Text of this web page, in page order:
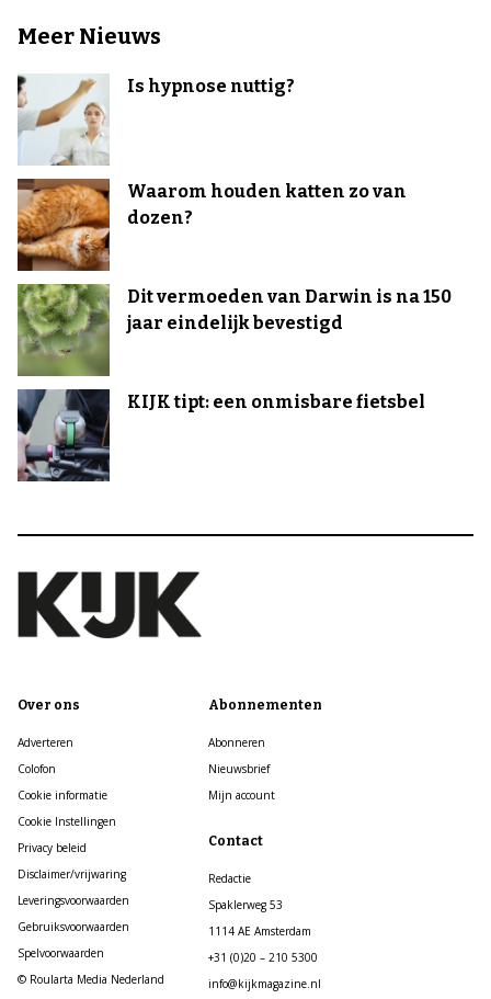
Meer Nieuws
Is hypnose nuttig?
Waarom houden katten zo van
dozen?
Dit vermoeden van Darwin is na 150
jaar eindelijk bevestigd
KIJK tipt: een onmisbare fietsbel
Over ons
Adverteren
Colofon
Cookie informatie
Cookie Instellingen
Privacy beleid
Disclaimer/vrijwaring
Leveringsvoorwaarden
Gebruiksvoorwaarden
Spelvoorwaarden
© Roularta Media Nederland
Abonnementen
Abonneren
Nieuwsbrief
Mijn account
Contact
Redactie
Spaklerweg 53
1114 AE Amsterdam
+31 (0)20 – 210 5300
info@kijkmagazine.nl